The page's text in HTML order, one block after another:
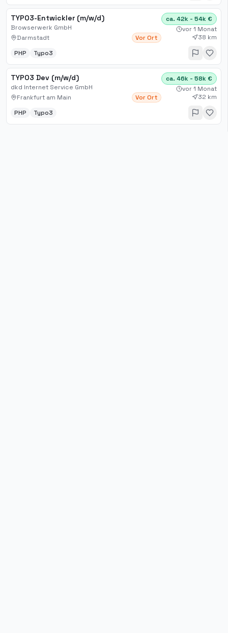
TYPO3-Entwickler (m/w/d)
Browserwerk GmbH
Darmstadt
Vor Ort
ca. 42k - 54k €
vor 1 Monat
38 km
PHP
Typo3
TYPO3 Dev (m/w/d)
dkd Internet Service GmbH
Frankfurt am Main
Vor Ort
ca. 46k - 58k €
vor 1 Monat
32 km
PHP
Typo3